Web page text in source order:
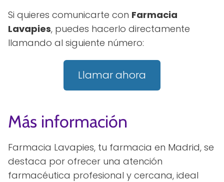
Si quieres comunicarte con Farmacia
Lavapies, puedes hacerlo directamente
llamando al siguiente número:
Llamar ahora
Más información
Farmacia Lavapies, tu farmacia en Madrid, se
destaca por ofrecer una atención
farmacéutica profesional y cercana, ideal